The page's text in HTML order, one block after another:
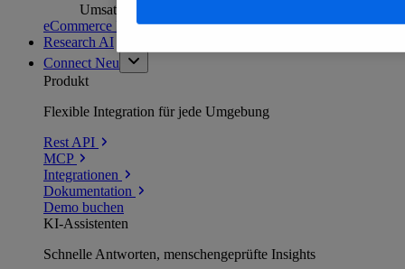
Umsatzanalysen und -prognosen
eCommerce Insights entdecken
Research AI
Connect Neu
Produkt
Flexible Integration für jede Umgebung
Rest API
MCP
Integrationen
Dokumentation
Demo buchen
KI-Assistenten
Schnelle Antworten, menschengeprüfte Insights